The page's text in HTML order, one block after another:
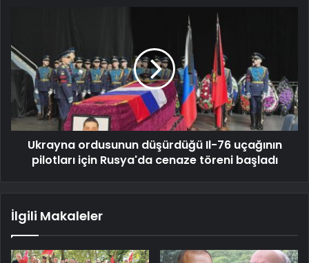
Ukrayna ordusunun düşürdüğü Il-76 uçağının
pilotları için Rusya'da cenaze töreni başladı
İlgili Makaleler